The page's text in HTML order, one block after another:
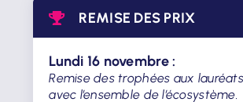
REMISE DES PRIX
Lundi 16 novembre :
Remise des trophées aux lauréats
avec l’ensemble de l’écosystème.